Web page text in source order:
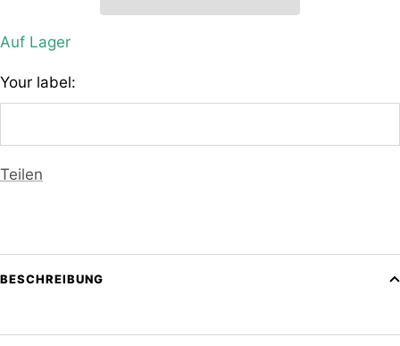
Auf Lager
Your label:
Teilen
BESCHREIBUNG